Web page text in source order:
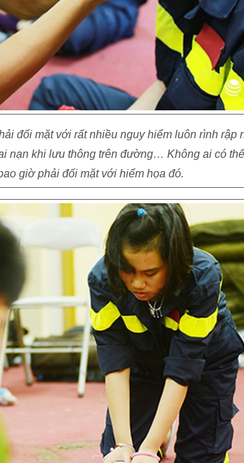
đối mặt với rất nhiều nguy hiểm luôn rình rập
nạn khi lưu thông trên đường… Không ai có
giờ phải đối mặt với hiểm họa đó.